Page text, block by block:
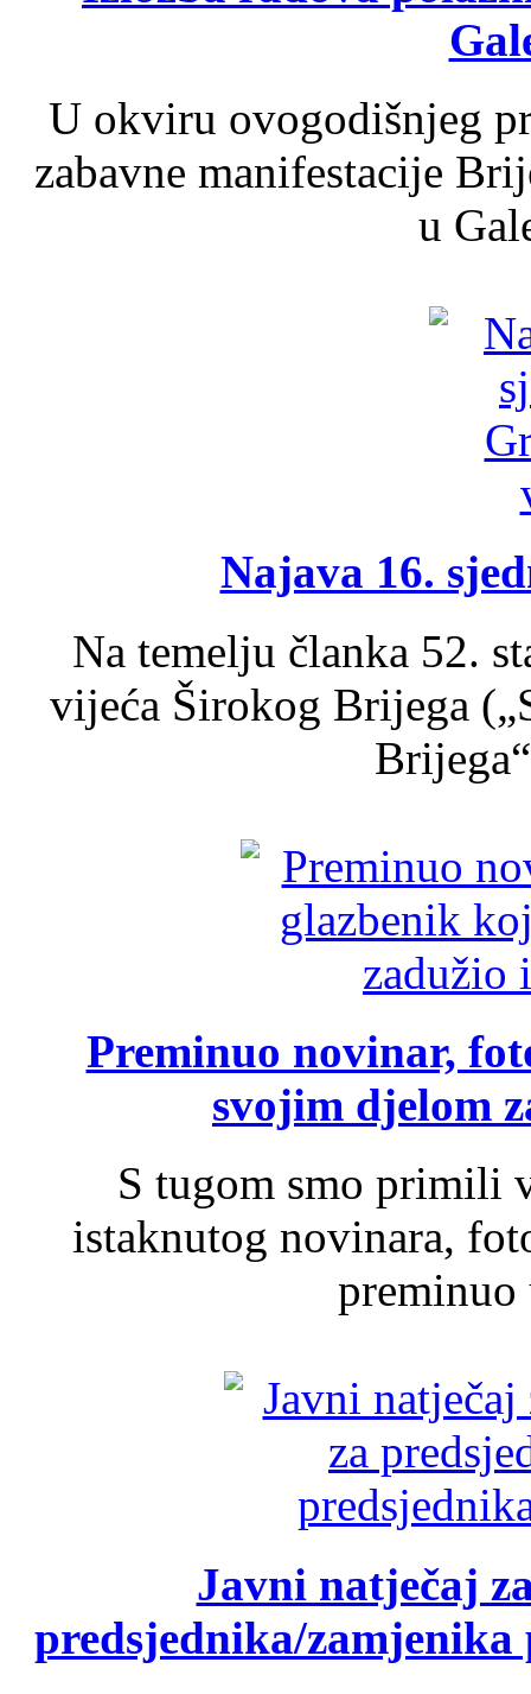
U okviru ovogodišnjeg
zabavne manifestacije
u
Najava 16.
Na temelju članka 52.
vijeća Širokog Brijega
Preminuo novinar,
svojim djelom
S tugom smo primili
istaknutog novinara,
Javni natječaj
predsjednika/